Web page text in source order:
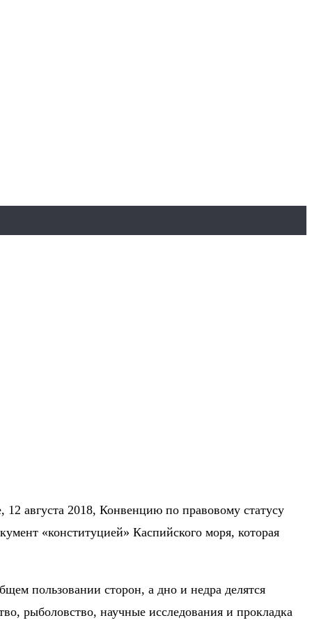
августа 2018, Конвенцию по правовому статусу
«конституцией» Каспийского моря, которая
пользовании сторон, а дно и недра делятся
рыболовство, научные исследования и прокладка